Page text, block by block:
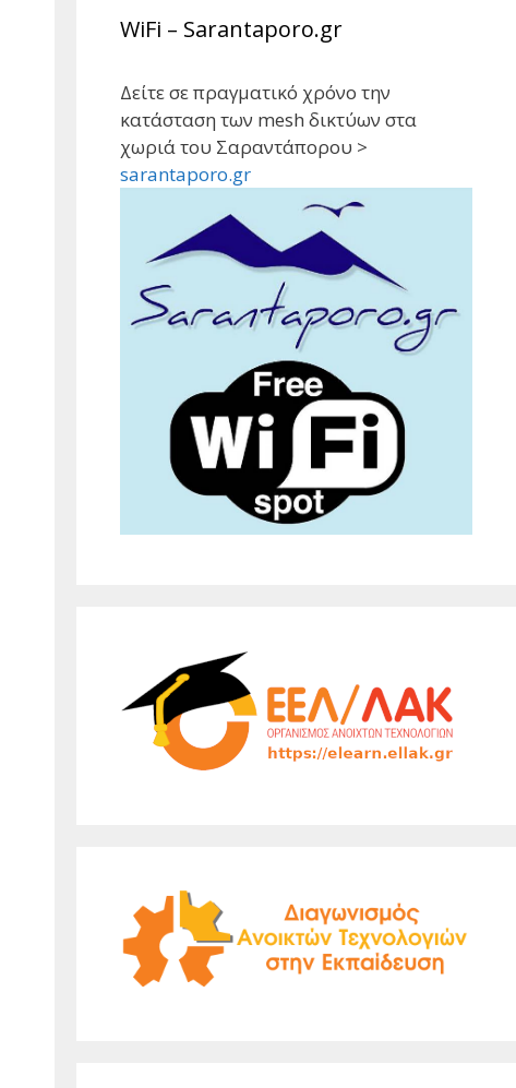
WiFi – Sarantaporo.gr
Δείτε σε πραγματικό χρόνο την
κατάσταση των mesh δικτύων στα
χωριά του Σαραντάπορου >
sarantaporo.gr